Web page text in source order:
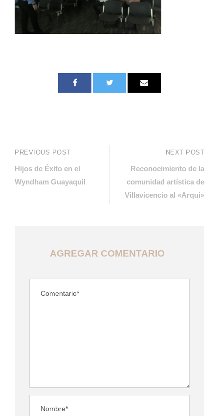
PREVIOUS POST
Hijos de Éxito en el
Wyndham Guayaquil
NEXT POST
Reconocimiento de la
comunidad artística de
Villavicencio al «Arqui»
AGREGAR COMENTARIO